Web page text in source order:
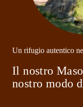
Un rifugio autentico
Il nostro
nostro modo